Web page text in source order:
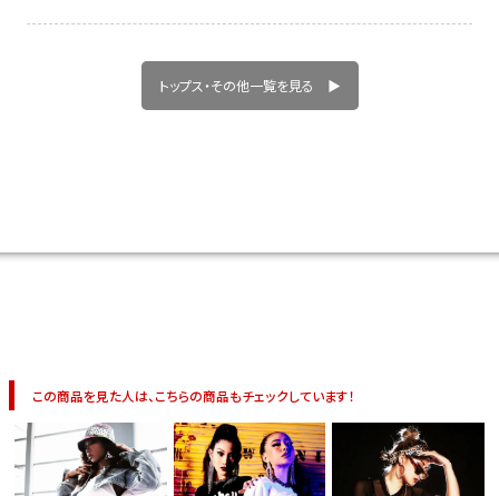
トップス・その他一覧を見る ▶
この商品を見た人は、こちらの商品もチェックしています！